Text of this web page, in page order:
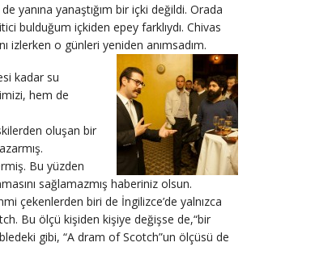
yanına yanaştığım bir içki değildi. Orada
bulduğum içkiden epey farklıydı. Chivas
izlerken o günleri yeniden anımsadım.
kadar su
hem de
oluşan bir
Bu yüzden
sağlamazmış haberiniz olsun.
çekenlerden biri de İngilizce’de yalnızca
Bu ölçü kişiden kişiye değişse de,“bir
gibi, “A dram of Scotch”un ölçüsü de